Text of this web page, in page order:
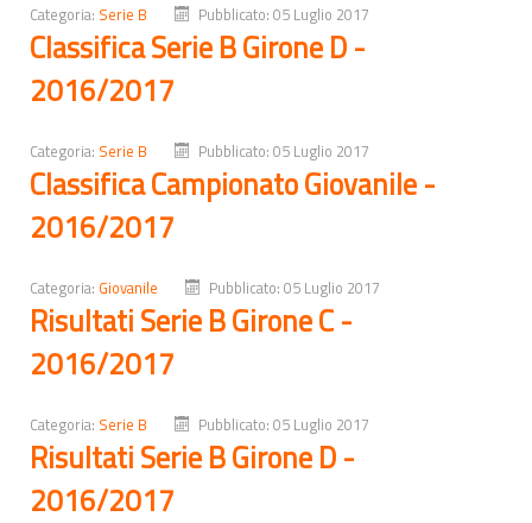
Categoria: Serie B Pubblicato: 05 Luglio 2017
Classifica Serie B Girone D -
2016/2017
Categoria: Serie B Pubblicato: 05 Luglio 2017
Classifica Campionato Giovanile -
2016/2017
Categoria: Giovanile Pubblicato: 05 Luglio 2017
Risultati Serie B Girone C -
2016/2017
Categoria: Serie B Pubblicato: 05 Luglio 2017
Risultati Serie B Girone D -
2016/2017